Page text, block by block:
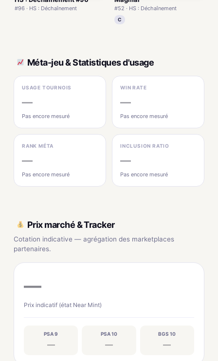
#96 · HS : Déchaînement #52 · HS : Déchaînement
C
Méta-jeu & Statistiques d'usage
USAGE TOURNOIS
—
Pas encore mesuré
WIN RATE
—
Pas encore mesuré
RANK MÉTA
—
Pas encore mesuré
INCLUSION RATIO
—
Pas encore mesuré
Prix marché & Tracker
Cotation indicative — agrégation des marketplaces
partenaires.
—
Prix indicatif (état Near Mint)
PSA 9
—
PSA 10
—
BGS 10
—